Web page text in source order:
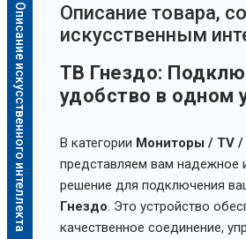
Описание искусственного интеллекта
Oписание товара,
искусственным
ТВ Гнездо:
удобство в одном
В категории Мониторы / TV /
представляем вам надежное
решение для подключения
Гнездо. Это устройство
качественное соединение,